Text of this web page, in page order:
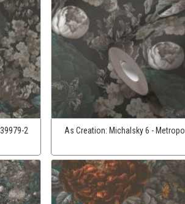
39979-2 As Creation: Michalsky 6 -